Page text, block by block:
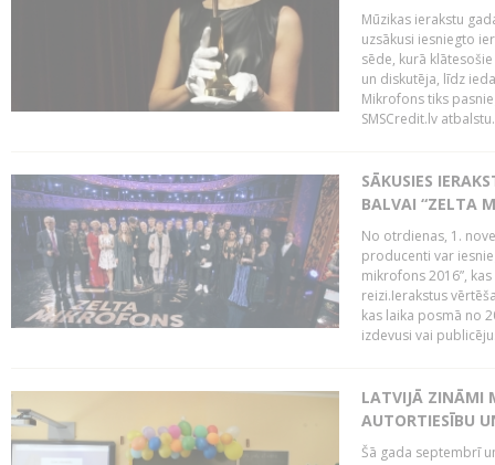
Mūzikas ierakstu
uzsākusi iesniegto
sēde, kurā
un diskutēja, līdz
Mikrofons tiks
SMSCredit.lv
SĀKUSIES
BALVAI “ZELTA
No otrdienas, 1.
producenti var
mikrofons 2016”,
reizi.Ierakstus
kas laika posmā no
izdevusi vai
LATVIJĀ ZINĀMI
AUTORTIESĪBU
Šā gada septembrī